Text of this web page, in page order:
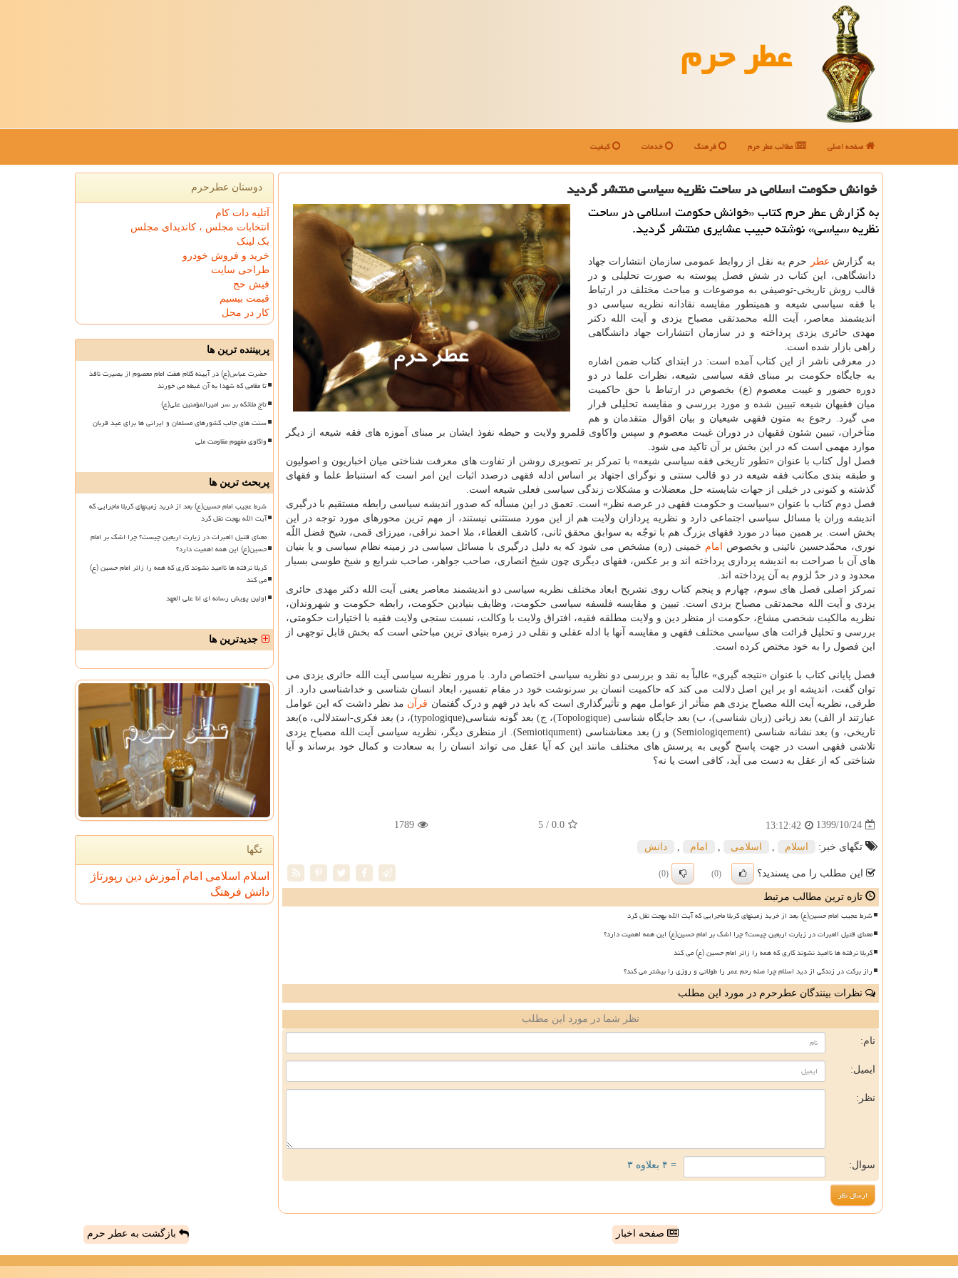
عطر حرم
صفحه اصلی مطالب عطر حرم فرهنگ خدمات کیفیت
خوانش حكومت اسلامی در ساحت نظریه سیاسی منتشر گردید
به گزارش عطر حرم کتاب «خوانش حکومت اسلامی در ساحت
نظریه سیاسی» نوشته حبیب عشایری منتشر گردید.
به گزارش عطر
حرم به نقل از روابط عمومی سازمان انتشارات جهاد
دانشگاهی، این کتاب در شش فصل پیوسته به صورت تحلیلی و در
قالب روش تاریخی-توصیفی به موضوعات و مباحث مختلف در ارتباط
با فقه سیاسی شیعه و همینطور مقایسه نقادانه نظریه سیاسی دو
اندیشمند معاصر، آیت الله محمدتقی مصباح یزدی و آیت الله دکتر
مهدی حائری یزدی پرداخته و در سازمان انتشارات جهاد دانشگاهی
راهی بازار شده است.
در معرفی ناشر از این کتاب آمده است: در ابتدای کتاب ضمن اشاره
به جایگاه حکومت بر مبنای فقه سیاسی شیعه، نظرات علما در دو
دوره حضور و غیبت معصوم (ع) بخصوص در ارتباط با حق حاکمیت
میان فقیهان شیعه تبیین شده و مورد بررسی و مقایسه تحلیلی قرار
می گیرد. رجوع به متون فقهی شیعیان و بیان اقوال متقدمان و هم
متأخران، تبیین شئون فقیهان در دوران غیبت معصوم و سپس واکاوی قلمرو ولایت و حیطه نفوذ ایشان بر مبنای آموزه های فقه شیعه از دیگر
موارد مهمی است که در این بخش بر آن تاکید می شود.
فصل اول کتاب با عنوان «تطور تاریخی فقه سیاسی شیعه» با تمرکز بر تصویری روشن از تفاوت های معرفت شناختی میان اخباریون و اصولیون
و طبقه بندی مکاتب فقه شیعه در دو قالب سنتی و نوگرای اجتهاد بر اساس ادله فقهی درصدد اثبات این امر است که استنباط علما و فقهای
گذشته و کنونی در خیلی از جهات شایسته حل معضلات و مشکلات زندگی سیاسی فعلی شیعه است.
فصل دوم کتاب با عنوان «سیاست و حکومت فقهی در عرصه نظر» است. تعمق در این مسأله که صدور اندیشه سیاسی رابطه مستقیم با درگیری
اندیشه وران با مسائل سیاسی اجتماعی دارد و نظریه پردازان ولایت هم از این مورد مستثنی نیستند، از مهم ترین محورهای مورد توجه در این
بخش است. بر همین مبنا در مورد فقهای بزرگ هم با توجّه به سوابق محقق ثانی، کاشف الغطاء، ملا احمد نراقی، میرزای قمی، شیخ فضل اللّه
نوری، محمّدحسین نائینی و بخصوص
امام خمینی (ره) مشخص می شود که به دلیل درگیری با مسائل سیاسی در زمینه نظام سیاسی و یا بنیان
های آن با صراحت به اندیشه پردازی پرداخته اند و بر عکس، فقهای دیگری چون شیخ انصاری، صاحب جواهر، صاحب شرایع و شیخ طوسی بسیار
محدود و در حدّ لزوم به آن پرداخته اند.
تمرکز اصلی فصل های سوم، چهارم و پنجم کتاب روی تشریح ابعاد مختلف نظریه سیاسی دو اندیشمند معاصر یعنی آیت الله دکتر مهدی حائری
یزدی و آیت الله محمدتقی مصباح یزدی است. تبیین و مقایسه فلسفه سیاسی حکومت، وظایف بنیادین حکومت، رابطه حکومت و شهروندان،
نظریه مالکیت شخصی مشاع، حکومت از منظر دین و ولایت مطلقه فقیه، افتراق ولایت با وکالت، نسبت سنجی ولایت فقیه با اختیارات حکومتی،
بررسی و تحلیل قرائت های سیاسی مختلف فقهی و مقایسه آنها با ادله عقلی و نقلی در زمره بنیادی ترین مباحثی است که بخش قابل توجهی از
این فصول را به خود مختص کرده است.
فصل پایانی کتاب با عنوان «نتیجه گیری» غالباً به نقد و بررسی دو نظریه سیاسی اختصاص دارد. با مرور نظریه سیاسی آیت الله حائری یزدی می
توان گفت، اندیشه او بر این اصل دلالت می کند که حاکمیت انسان بر سرنوشت خود در مقام تفسیر، ابعاد انسان شناسی و خداشناسی دارد. از
طرفی، نظریه آیت الله مصباح یزدی هم متأثر از عوامل مهم و تأثیرگذاری است که باید در فهم و درک گفتمان قرآن مد نظر داشت که این عوامل
عبارتند از الف) بعد زبانی (زبان شناسی)، ب) بعد جایگاه شناسی (Topologique)، ج) بعد گونه شناسی(typologique)، د) بعد فکری-استدلالی، ه)بعد
تاریخی، و) بعد نشانه شناسی (Semiologiqement) و ز) بعد معناشناسی (Semiotiqument). از منظری دیگر، نظریه سیاسی آیت الله مصباح یزدی
تلاشی فقهی است در جهت پاسخ گویی به پرسش های مختلف مانند این که آیا عقل می تواند انسان را به سعادت و کمال خود برساند و آیا
شناختی که از عقل به دست می آید، کافی است یا نه؟
1399/10/24
13:12:42
0.0
/ 5
1789
تگهای خبر: اسلام اسلامی امام دانش
این مطلب را می پسندید؟ (0)
(0)
تازه ترین مطالب مرتبط
شرط عجیب امام حسین(ع) بعد از خرید زمینهای کربلا ماجرایی که آیت الله بهجت نقل کرد
معنای قتیل العبرات در زیارت اربعین چیست؟ چرا اشک بر امام حسین(ع) این همه اهمیت دارد؟
کربلا نرفته ها ناامید نشوند کاری که همه را زائر امام حسین (ع) می کند
راز برکت در زندگی از دید اسلام چرا صله رحم عمر را طولانی و روزی را بیشتر می کند؟
نظرات بینندگان عطرحرم در مورد این مطلب
نظر شما در مورد این مطلب
نام:
ایمیل:
نظر:
سوال: = ۴ بعلاوه ۳
دوستان عطرحرم
آتلیه دات کام
انتخابات مجلس ، کاندیدای مجلس
بک لینک
خرید و فروش خودرو
طراحی سایت
فیش حج
قیمت بیسیم
کار در محل
پربیننده ترین ها
حضرت عباس(ع) در آیینه کلام هفت امام معصوم از بصیرت نافذ
تا مقامی که شهدا به آن غبطه می خورند
تاج ملائکه بر سر امیرالمؤمنین علی(ع)
سنت های جالب کشورهای مسلمان و ایرانی ها برای عید قربان
واکاوی مفهوم مقاومت ملی
پربحث ترین ها
شرط عجیب امام حسین(ع) بعد از خرید زمینهای کربلا ماجرایی که
آیت الله بهجت نقل کرد
معنای قتیل العبرات در زیارت اربعین چیست؟ چرا اشک بر امام
حسین(ع) این همه اهمیت دارد؟
کربلا نرفته ها ناامید نشوند کاری که همه را زائر امام حسین (ع)
می کند
اولین پویش رسانه ای إنا علی العهد
جدیدترین ها
تگها
اسلام اسلامی امام آموزش دین رپورتاژ
دانش فرهنگ
صفحه اخبار بازگشت به عطر حرم